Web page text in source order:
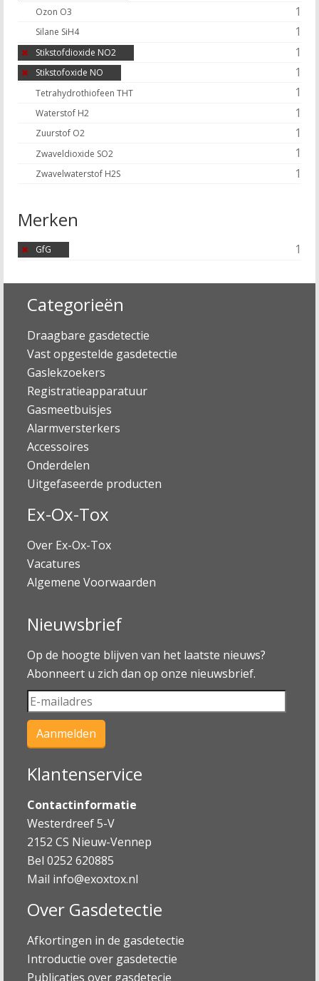
Ozon O3 1
Silane SiH4 1
Stikstofdioxide NO2 1
Stikstofoxide NO 1
Tetrahydrothiofeen THT 1
Waterstof H2 1
Zuurstof O2 1
Zwaveldioxide SO2 1
Zwavelwaterstof H2S 1
Merken
GfG 1
Categorieën
Draagbare gasdetectie
Vast opgestelde gasdetectie
Gaslekzoekers
Registratieapparatuur
Gasmeetbuisjes
Alarmversterkers
Accessoires
Onderdelen
Uitgefaseerde producten
Ex-Ox-Tox
Over Ex-Ox-Tox
Vacatures
Algemene Voorwaarden
Nieuwsbrief
Op de hoogte blijven van het laatste nieuws?
Abonneert u zich dan op onze nieuwsbrief.
Klantenservice
Contactinformatie
Westerdreef 5-V
2152 CS Nieuw-Vennep
Bel 0252 620885
Mail info@exoxtox.nl
Over Gasdetectie
Afkortingen in de gasdetectie
Introductie over gasdetectie
Publicaties over gasdetecie